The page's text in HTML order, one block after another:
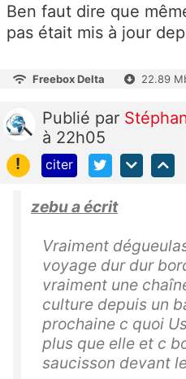
Ben faut dire que
pas était mis à jour
Freebox Delta 22.89
Publié par
à 22h05
!
citer
zebu a écrit
Vraiment
voyage dur dur
vraiment une
culture depuis un
prochaine c quoi
plus que elle et c
saucisson devant